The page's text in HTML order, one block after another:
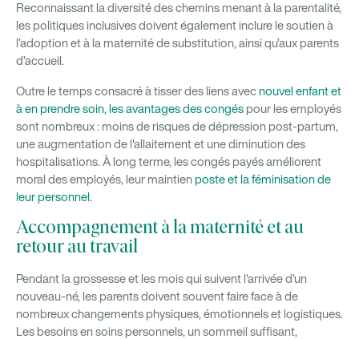
Reconnaissant la diversité des chemins menant à la parentalité,
les politiques inclusives doivent également inclure le soutien à
l’adoption et à la maternité de substitution, ainsi qu’aux parents
d’accueil.
Outre le temps consacré à tisser des liens avecnouvel enfant et
à en prendre soin, les avantages des congés pour les employés
sont nombreux : moins de risques de dépression post-partum,
une augmentation de l'allaitement et une diminution des
hospitalisations. À long terme, les congés payés améliorent
moral des employés, leur maintienposte et la féminisation de
leur personnel.
Accompagnement à la maternité et au
retour au travail
Pendant la grossesse et les mois qui suivent l'arrivée d'un
nouveau-né, les parents doivent souvent faire face à de
nombreux changements physiques, émotionnels et logistiques.
Les besoins en soins personnels, un sommeil suffisant,